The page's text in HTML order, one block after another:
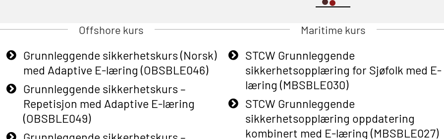
Offshore kurs
Grunnleggende sikkerhetskurs (Norsk)
med Adaptive E-læring (OBSBLE046)
Grunnleggende sikkerhetskurs –
Repetisjon med Adaptive E-læring
(OBSBLE049)
Maritime kurs
STCW Grunnleggende
sikkerhetsopplæring for Sjøfolk med E-
læring (MBSBLE030)
STCW Grunnleggende
sikkerhetsopplæring oppdatering
kombinert med E-læring (MBSBLE027)